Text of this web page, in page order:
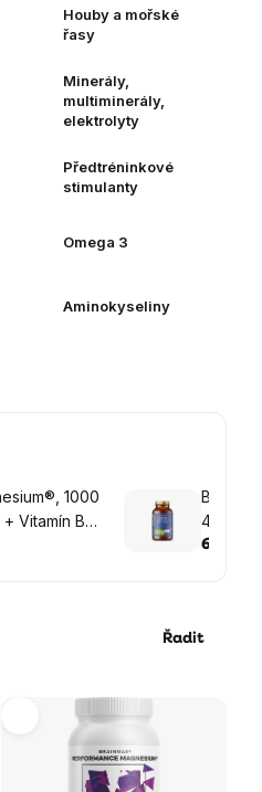
Houby a mořské
řasy
Minerály,
multiminerály,
elektrolyty
Předtréninkové
stimulanty
Omega 3
Aminokyseliny
1000
Vitamín B6
4000 IU
699 Kč
Řadit